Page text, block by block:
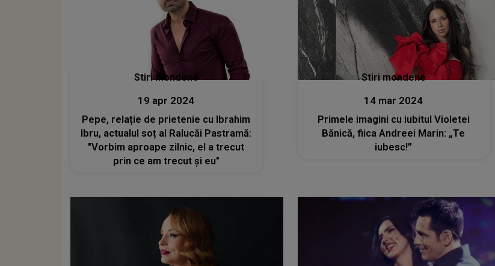
Stiri mondene
19 apr 2024
Pepe, relație de prietenie cu Ibrahim
Ibru, actualul soț al Ralucăi Pastramă:
"Vorbim aproape zilnic, el a trecut
prin ce am trecut și eu"
Stiri mondene
14 mar 2024
Primele imagini cu iubitul Violetei
Bănică, fiica Andreei Marin: „Te
iubesc!”